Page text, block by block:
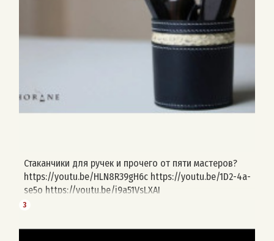
Стаканчики для ручек и прочего от пяти мастеров?
https://youtu.be/HLN8R39gH6c https://youtu.be/1D2-4a-
se5o https://youtu.be/i9a51VsLXAI
https://youtu.be/uV_BsdBfk7M
3